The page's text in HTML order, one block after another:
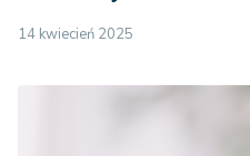
14 kwiecień 2025